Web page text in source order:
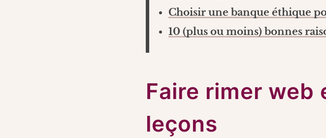
Choisir une banque éthique
10 (plus ou moins) bonnes
Faire rimer web
leçons